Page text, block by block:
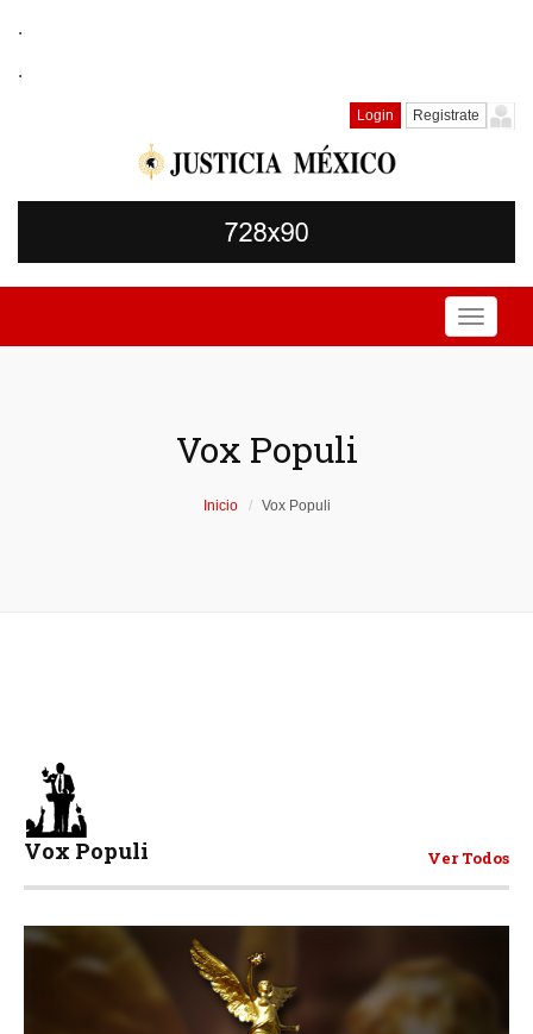
.
.
Login Registrate
Toggle
Vox Populi
Inicio Vox Populi
Vox Populi Ver Todos